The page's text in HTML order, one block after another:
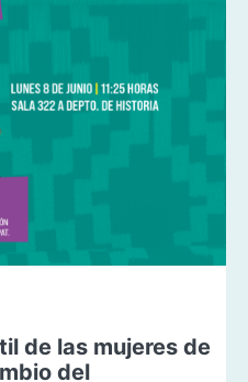
de las mujeres de
del